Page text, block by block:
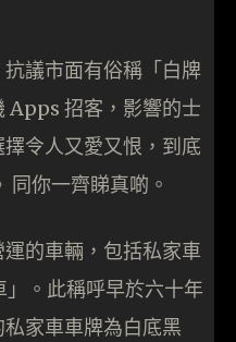
議市面有俗稱「白牌
Apps 招客，影響的士
令人又愛又恨，到底
你一齊睇真啲。
的車輛，包括私家車
。此稱呼早於六十年
家車車牌為白底黑